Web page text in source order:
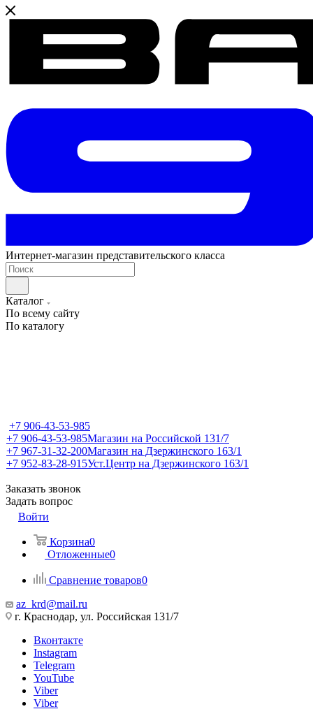
Интернет-магазин представительского класса
Каталог
По всему сайту
По каталогу
+7 906-43-53-985
+7 906-43-53-985Магазин на Российской 131/7
+7 967-31-32-200Магазин на Дзержинского 163/1
+7 952-83-28-915Уст.Центр на Дзержинского 163/1
Заказать звонок
Задать вопрос
Войти
Корзина0
Отложенные0
Сравнение товаров0
az_krd@mail.ru
г. Краснодар, ул. Российская 131/7
Вконтакте
Instagram
Telegram
YouTube
Viber
Viber